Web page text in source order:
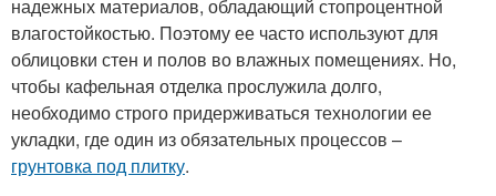
надежных материалов, обладающий стопроцентной
влагостойкостью. Поэтому ее часто используют для
облицовки стен и полов во влажных помещениях. Но,
чтобы кафельная отделка прослужила долго,
необходимо строго придерживаться технологии ее
укладки, где один из обязательных процессов –
грунтовка под плитку.